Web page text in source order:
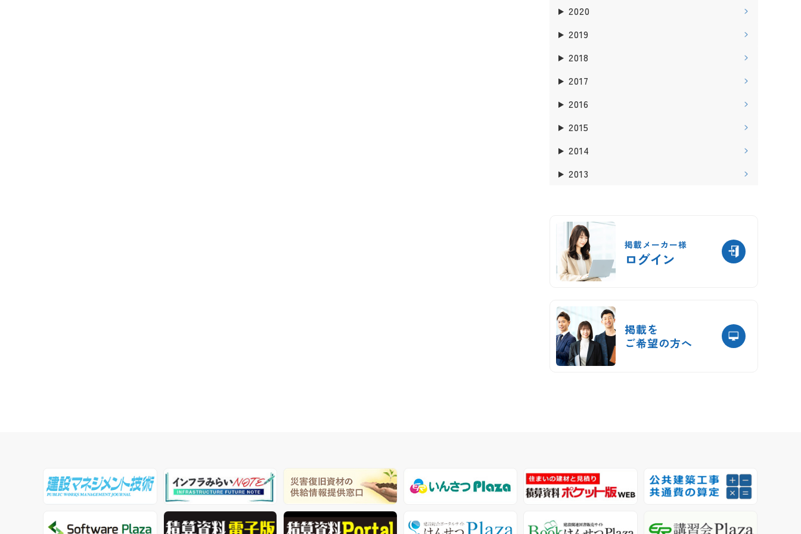
2020
2019
2018
2017
2016
2015
2014
2013
掲載メーカー様
ログイン
掲載を
ご希望の方へ